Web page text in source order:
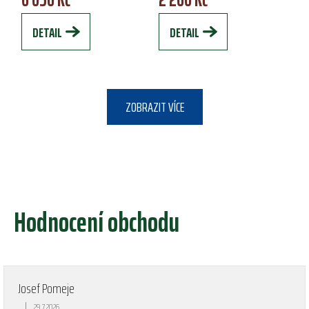
sloupcem přes 12 000...
DETAIL
vysoké prodyšnosti s...
DETAIL
ZOBRAZIT VÍCE
Hodnocení obchodu
Josef Pomeje